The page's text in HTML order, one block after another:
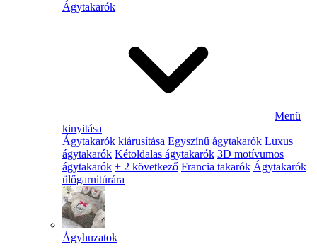
Ágytakarók
Menü
kinyitása
Ágytakarók kiárusítása Egyszínű ágytakarók Luxus
ágytakarók Kétoldalas ágytakarók 3D motívumos
ágytakarók + 2 következő Francia takarók Ágytakarók
ülőgarnitúrára
Ágyhuzatok